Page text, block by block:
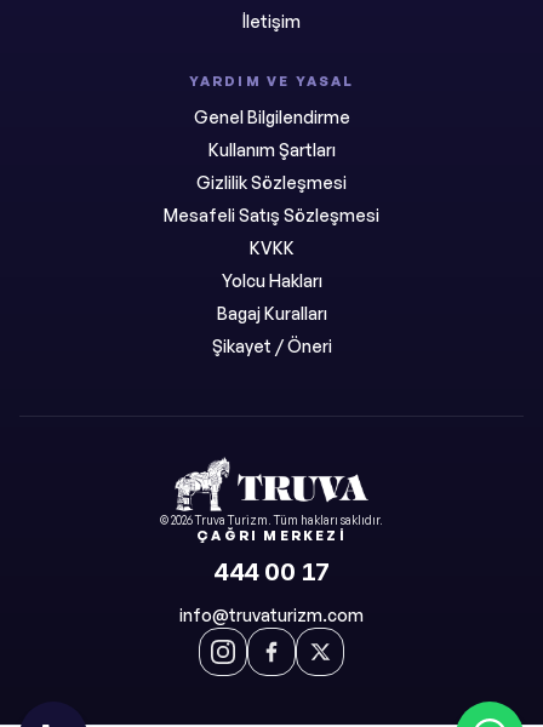
İletişim
YARDIM VE YASAL
Genel Bilgilendirme
Kullanım Şartları
Gizlilik Sözleşmesi
Mesafeli Satış Sözleşmesi
KVKK
Yolcu Hakları
Bagaj Kuralları
Şikayet / Öneri
©2026Truva Turizm . Tüm hakları saklıdır.
ÇAĞRI MERKEZI
444 00 17
info@truvaturizm.com